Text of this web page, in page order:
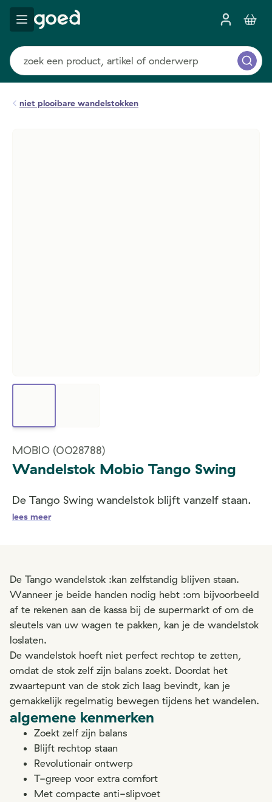
niet plooibare wandelstokken
MOBIO (0028788)
Wandelstok Mobio Tango Swing
De Tango Swing wandelstok blijft vanzelf staan.
lees meer
De Tango wandelstok :kan zelfstandig blijven staan.
Wanneer je beide handen nodig hebt :om bijvoorbeeld
af te rekenen aan de kassa bij de supermarkt of om de
sleutels van uw wagen te pakken, kan je de wandelstok
loslaten.
De wandelstok hoeft niet perfect rechtop te zetten,
omdat de stok zelf zijn balans zoekt. Doordat het
zwaartepunt van de stok zich laag bevindt, kan je
gemakkelijk regelmatig bewegen tijdens het wandelen.
algemene kenmerken
Zoekt zelf zijn balans
Blijft rechtop staan
Revolutionair ontwerp
T-greep voor extra comfort
Met compacte anti-slipvoet